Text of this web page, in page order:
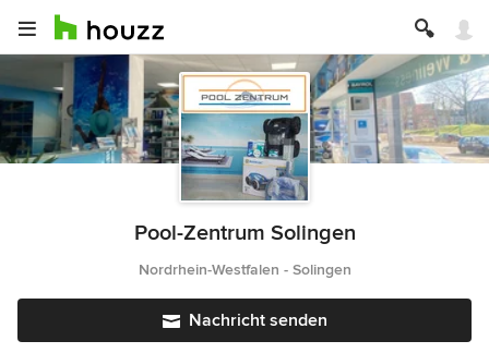
Pool-Zentrum Solingen
Nordrhein-Westfalen - Solingen
Nachricht senden